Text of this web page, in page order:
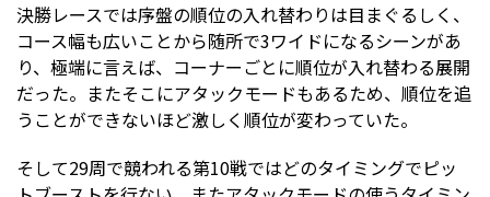
決勝レースでは序盤の順位の入れ替わりは目まぐるしく、
コース幅も広いことから随所で3ワイドになるシーンがあ
り、極端に言えば、コーナーごとに順位が入れ替わる展開
だった。またそこにアタックモードもあるため、順位を追
うことができないほど激しく順位が変わっていた。
そして29周で競われる第10戦ではどのタイミングでピッ